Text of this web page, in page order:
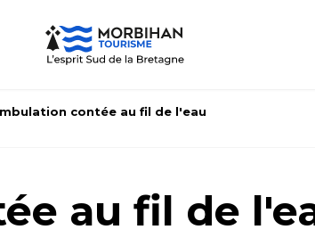
contée au fil de l'eau
au fil de